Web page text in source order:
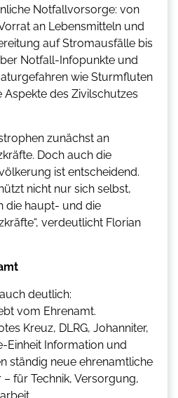
Notfallvorsorge: von
an Lebensmitteln und
auf Stromausfälle bis
Notfall-Infopunkte und
wie Sturmfluten
des Zivilschutzes
zunächst an
Doch auch die
ist entscheidend.
nicht nur sich selbst,
die haupt- und die
verdeutlicht Florian
deutlich:
vom Ehrenamt.
Kreuz, DLRG, Johanniter,
Einheit Information und
ständig neue ehrenamtliche
für Technik, Versorgung,